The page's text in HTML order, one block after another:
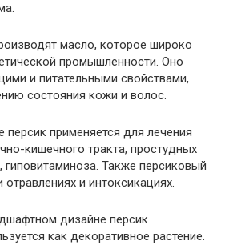
масло, которое широко
промышленности. Оно
и питательными свойствами,
состояния кожи и волос.
применяется для лечения
кишечного тракта, простудных
гиповитаминоза. Также персиковый
и интоксикациях.
дизайне персик
как декоративное растение.